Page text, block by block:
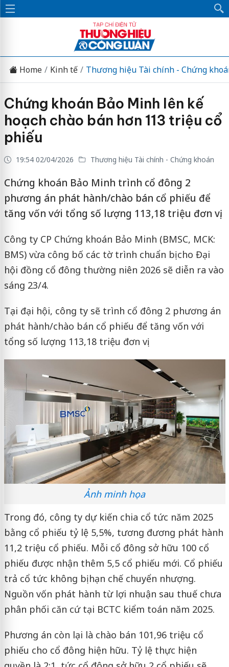
Home Kinh tế Thương hiệu Tài chính - Chứng
Chứng khoán Bảo Minh lên kế
hoạch chào bán hơn 113 triệu cổ
phiếu
19:54 02/04/2026 Thương hiệu Tài chính - Chứng khoán
Chứng khoán Bảo Minh trình cổ đông 2
phương án phát hành/chào bán cổ phiếu để
tăng vốn với tổng số lượng 113,18 triệu đơn vị.
Công ty CP Chứng khoán Bảo Minh (BMSC, MCK:
BMS) vừa công bố các tờ trình chuẩn bị cho Đại
hội đồng cổ đông thường niên 2026 sẽ diễn ra vào
sáng 23/4.
Tại đại hội, công ty sẽ trình cổ đông 2 phương án
phát hành/chào bán cổ phiếu để tăng vốn với
tổng số lượng 113,18 triệu đơn vị.
Ảnh minh họa
Trong đó, công ty dự kiến chia cổ tức năm 2025
bằng cổ phiếu tỷ lệ 5,5%, tương đương phát hành
11,2 triệu cổ phiếu. Mỗi cổ đông sở hữu 100 cổ
phiếu được nhận thêm 5,5 cổ phiếu mới. Cổ phiếu
trả cổ tức không bị hạn chế chuyển nhượng.
Nguồn vốn phát hành từ lợi nhuận sau thuế chưa
phân phối căn cứ tại BCTC kiểm toán năm 2025.
Phương án còn lại là chào bán 101,96 triệu cổ
phiếu cho cổ đông hiện hữu. Tỷ lệ thực hiện